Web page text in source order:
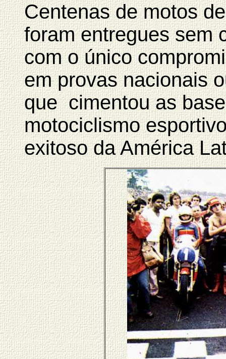
Centenas de motos
foram entregues sem
com o único
em provas nacionais
que cimentou as
motociclismo
exitoso da América